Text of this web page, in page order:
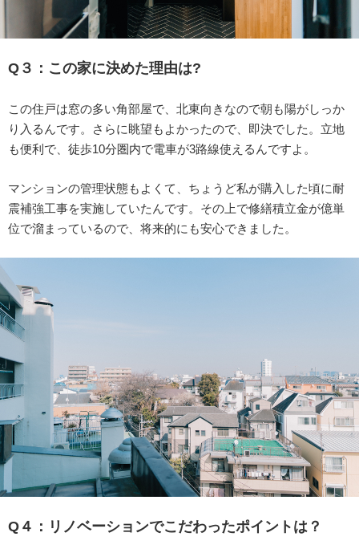
Q３： この家に決めた理由は?
この住戸は窓の多い角部屋で、北東向きなので朝も陽がしっか
り入るんです。さらに眺望もよかったので、即決でした。立地
も便利で、徒歩10分圏内で電車が3路線使えるんですよ。
マンションの管理状態もよくて、ちょうど私が購入した頃に耐
震補強工事を実施していたんです。その上で修繕積立金が億単
位で溜まっているので、将来的にも安心できました。
Q４：リノベーションでこだわったポイントは？